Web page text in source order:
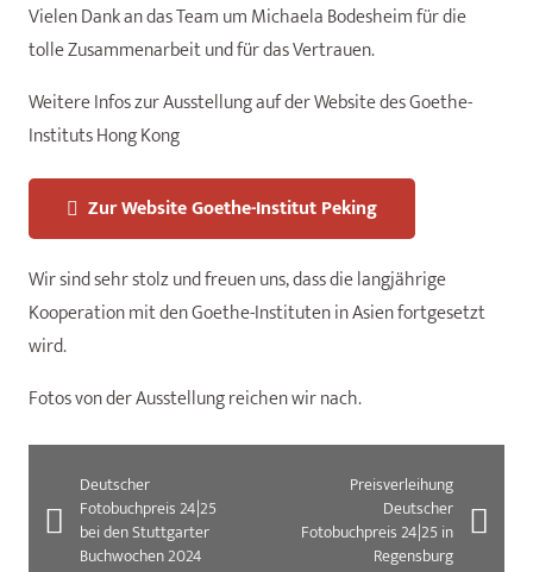
Vielen Dank an das Team um Michaela Bodesheim für die
tolle Zusammenarbeit und für das Vertrauen.
Weitere Infos zur Ausstellung auf der Website des Goethe-
Instituts Hong Kong
Zur Website Goethe-Institut Peking
Wir sind sehr stolz und freuen uns, dass die langjährige
Kooperation mit den Goethe-Instituten in Asien fortgesetzt
wird.
Fotos von der Ausstellung reichen wir nach.
Deutscher
Fotobuchpreis 24|25
bei den Stuttgarter
Buchwochen 2024
Preisverleihung
Deutscher
Fotobuchpreis 24|25 in
Regensburg